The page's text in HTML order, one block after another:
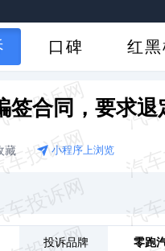
口碑 红
签合同，要求
藏 小程序上浏览
投诉品牌 零跑